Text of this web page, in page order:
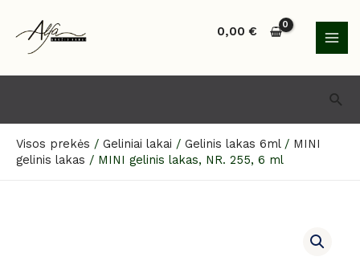
turinio
0,00€
Visos prekės / Geliniai lakai / Gelinis lakas 6ml/ MINI
gelinis lakas / MINI gelinis lakas, NR. 255, 6 ml